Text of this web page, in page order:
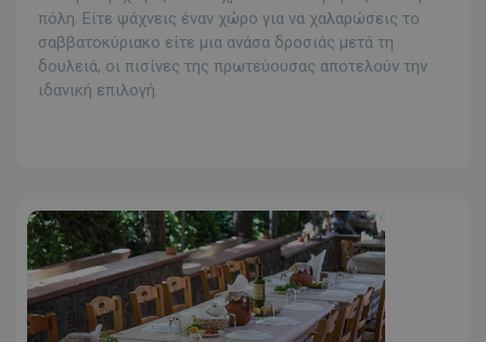
πόλη. Είτε ψάχνεις έναν χώρο για να χαλαρώσεις το
σαββατοκύριακο είτε μια ανάσα δροσιάς μετά τη
δουλειά, οι πισίνες της πρωτεύουσας αποτελούν την
ιδανική επιλογή.